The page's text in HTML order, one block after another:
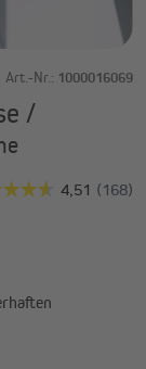
Art.-Nr.: 1000016069
/